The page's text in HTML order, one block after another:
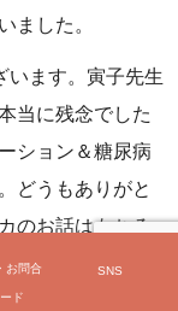
お問合
ド
SNS
ました。
います。寅子先生
当に残念でした
ション＆糖尿病
どうもありがと
のお話はもちろ
りますので、時
・・・と感じて